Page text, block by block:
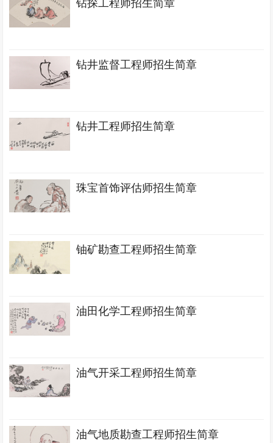
钻探工程师招生简章
钻井监督工程师招生简章
钻井工程师招生简章
珠宝首饰评估师招生简章
铀矿勘查工程师招生简章
油田化学工程师招生简章
油气开采工程师招生简章
油气地质勘查工程师招生简章